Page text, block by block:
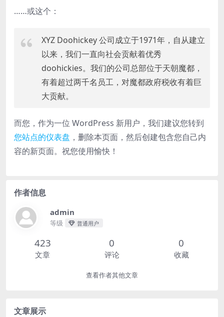
……或这个：
XYZ Doohickey 公司成立于1971年，自从建立
以来，我们一直向社会贡献着优秀
doohickies。我们的公司总部位于天朝魔都，
有着超过两千名员工，对魔都政府税收有着巨
大贡献。
而您，作为一位 WordPress 新用户，我们建议您转到
您站点的仪表盘 ，删除本页面，然后创建包含您自己内
容的新页面。祝您使用愉快！
作者信息
admin
等级 普通用户
423
文章
0
评论
0
收藏
查看作者其他文章
文章展示